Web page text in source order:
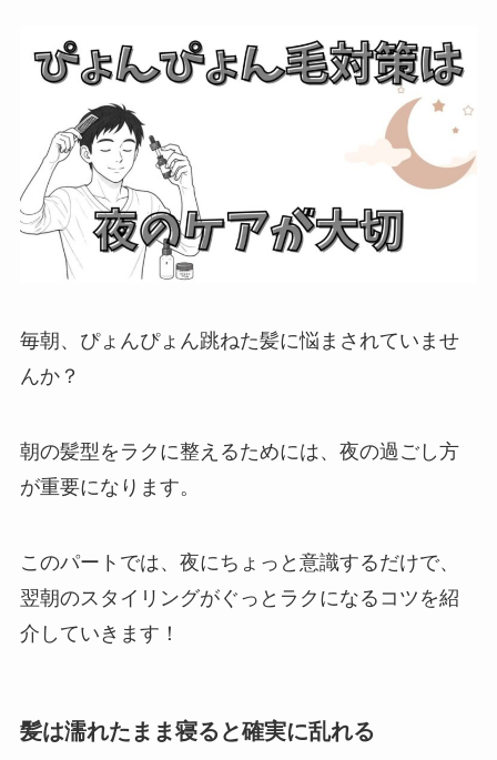
毎朝、ぴょんぴょん跳ねた髪に悩まされていませ
んか？
朝の髪型をラクに整えるためには、夜の過ごし方
が重要になります。
このパートでは、夜にちょっと意識するだけで、
翌朝のスタイリングがぐっとラクになるコツを紹
介していきます！
髪は濡れたまま寝ると確実に乱れる